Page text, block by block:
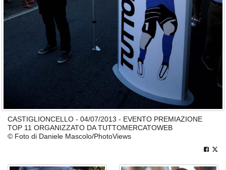
CASTIGLIONCELLO - 04/07/2013 - EVENTO PREMIAZIONE
TOP 11 ORGANIZZATO DA TUTTOMERCATOWEB
© Foto di Daniele Mascolo/PhotoViews